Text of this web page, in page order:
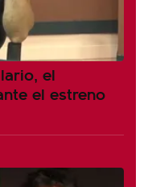
el
el estreno